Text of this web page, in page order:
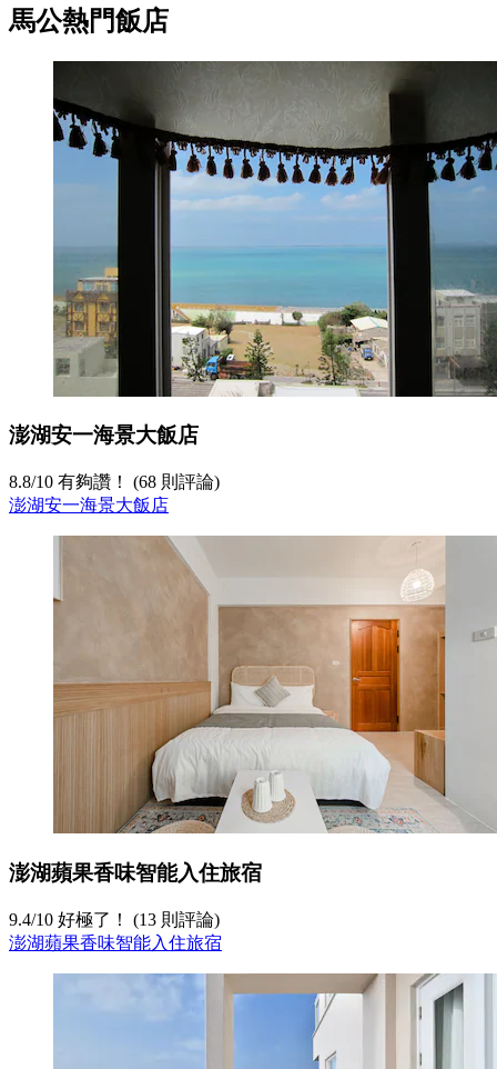
馬公熱門飯店
澎湖安一海景大飯店
8.8/10 有夠讚！ (68 則評論)
澎湖安一海景大飯店
澎湖蘋果香味智能入住旅宿
9.4/10 好極了！ (13 則評論)
澎湖蘋果香味智能入住旅宿